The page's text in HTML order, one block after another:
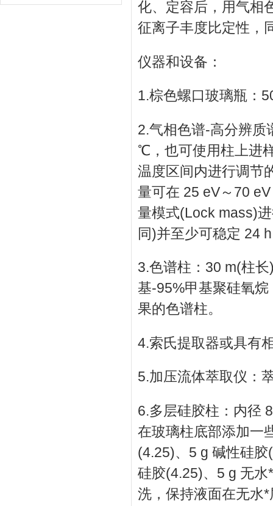
化、定容后，用气相
征离子丰度比定性，
仪器和设备：
1.棕色螺口玻璃瓶：
2.气相色谱-高分辨质
℃，也可使用柱上进
温度区间内进行调节
量可在 25 eV～70
量模式(Lock mass)
同)并至少可稳定 24
3.色谱柱：30 m(柱
基-95%甲基聚硅氧
果的色谱柱。
4.索氏提取器或具有
5.加压流体萃取仪：
6.多层硅胶柱：内径
在玻璃柱底部添加一
(4.25)、5 g 碱性硅
硅胶(4.25)、5 g 无
洗，保持液面在无水